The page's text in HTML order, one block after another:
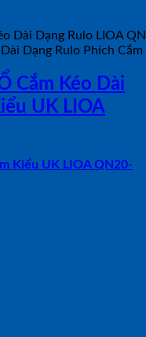
Dạng Rulo Phích
Cắm Kéo Dài
UK LIOA
Kiểu UK LIOA QN20-